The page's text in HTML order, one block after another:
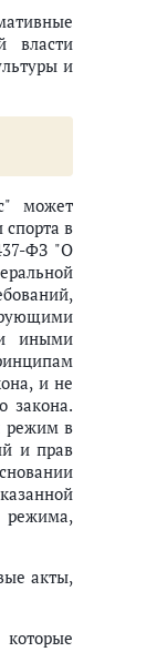
РФ
во всероссийских
власти
и
может
спорта в
ФЗ "О
иными
и не
закона.
режим в
и прав
режима,
акты,